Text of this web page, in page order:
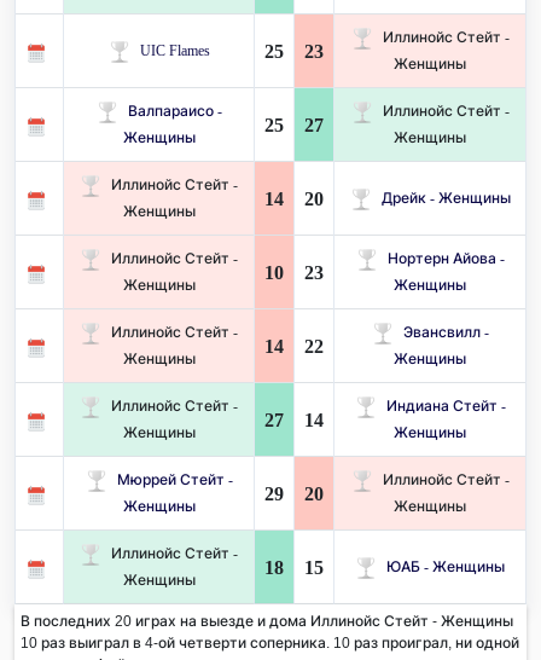
UIC Flames 25 23
Иллинойс Стейт -
Женщины
Валпараисо -
Женщины
25 27
Иллинойс Стейт -
Женщины
Иллинойс Стейт -
Женщины
14 20 Дрейк - Женщины
Иллинойс Стейт -
Женщины
10 23
Нортерн Айова -
Женщины
Иллинойс Стейт -
Женщины
14 22
Эвансвилл -
Женщины
Иллинойс Стейт -
Женщины
27 14
Индиана Стейт -
Женщины
Мюррей Стейт -
Женщины
29 20
Иллинойс Стейт -
Женщины
Иллинойс Стейт -
Женщины
18 15 ЮАБ - Женщины
В последних 20 играх на выезде и дома Иллинойс Стейт - Женщины
10 раз выиграл в 4-ой четверти соперника. 10 раз проиграл, ни одной